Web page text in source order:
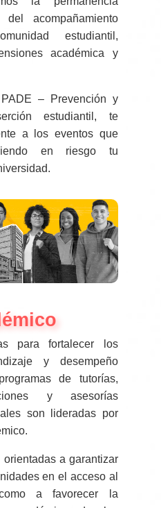
acompañamiento
estudiantil,
académica y
– Prevención y
estudiantil, te
a los eventos que
en riesgo tu
para fortalecer los
y desempeño
de tutorías,
y asesorías
son lideradas por
a garantizar
en el acceso al
a favorecer la